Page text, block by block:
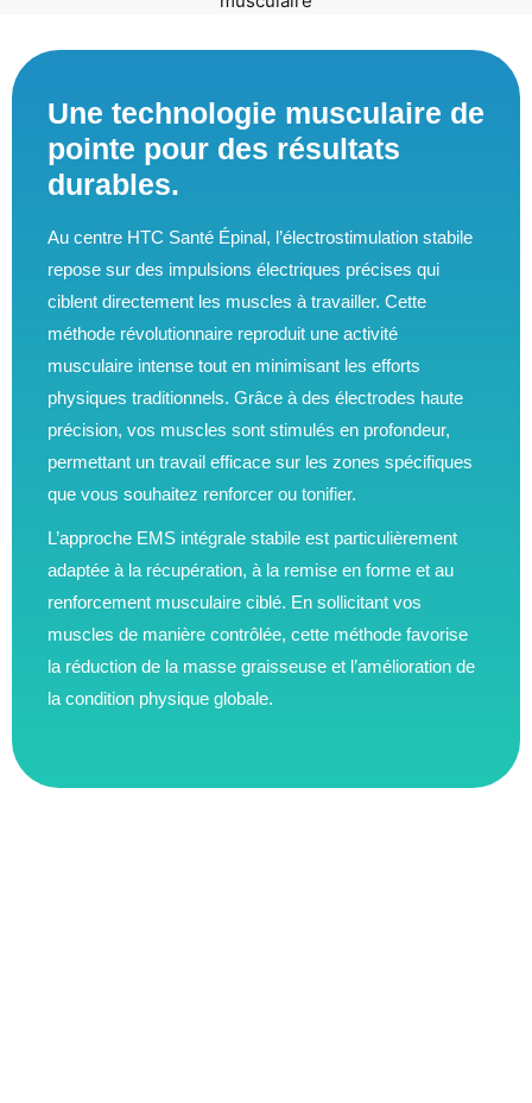
Une technologie musculaire de
pointe pour des résultats
durables.
Au centre HTC Santé Épinal, l’électrostimulation stabile
repose sur des impulsions électriques précises qui
ciblent directement les muscles à travailler. Cette
méthode révolutionnaire reproduit une activité
musculaire intense tout en minimisant les efforts
physiques traditionnels. Grâce à des électrodes haute
précision, vos muscles sont stimulés en profondeur,
permettant un travail efficace sur les zones spécifiques
que vous souhaitez renforcer ou tonifier.
L’approche EMS intégrale stabile est particulièrement
adaptée à la récupération, à la remise en forme et au
renforcement musculaire ciblé. En sollicitant vos
muscles de manière contrôlée, cette méthode favorise
la réduction de la masse graisseuse et l’amélioration de
la condition physique globale.